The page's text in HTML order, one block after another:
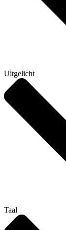
Uitgelicht
Taal